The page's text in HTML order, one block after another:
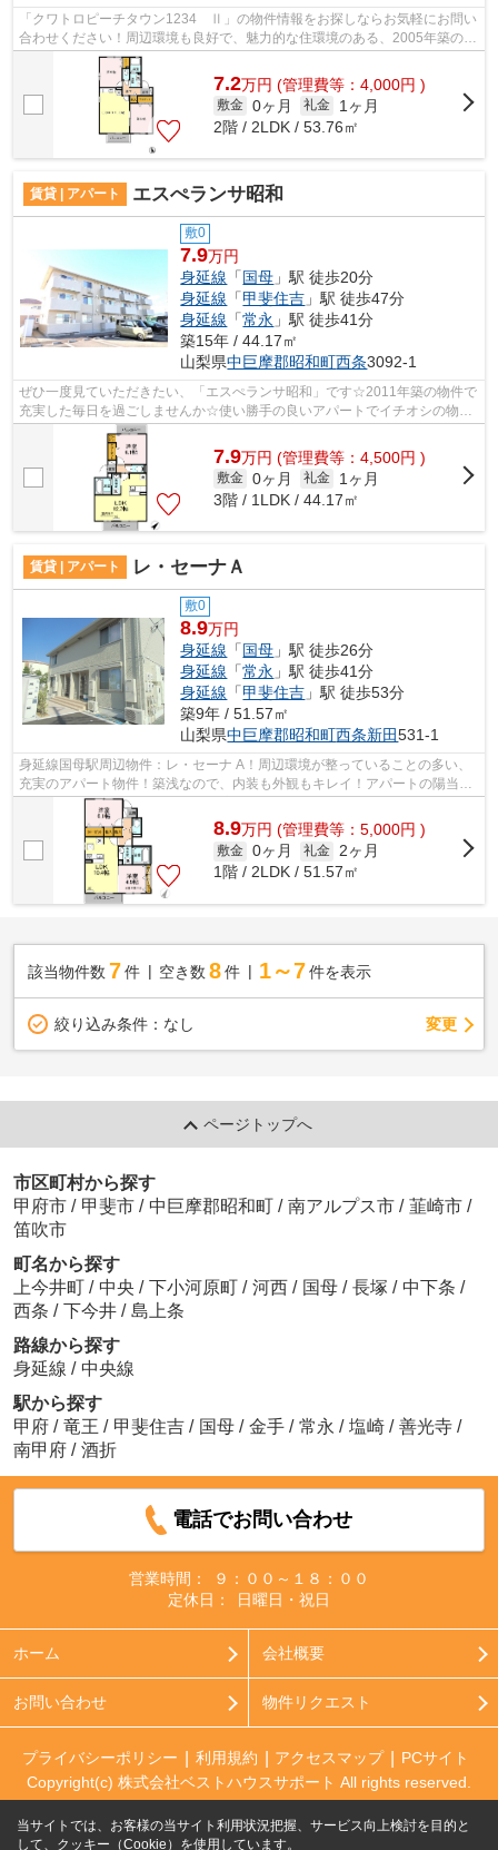
「クワトロピーチタウン1234 Ⅱ」の物件情報をお探しならお気軽にお問い
合わせください！周辺環境も良好で、魅力的な住環境のある、2005年築の物
件です◎建築コストが低く抑えられてい...
7.2万円 (管理費等：4,000円 )
敷金 0ヶ月 礼金
1ヶ月
2階 / 2LDK / 53.76㎡
賃貸 | アパート エスぺランサ昭和
敷0
7.9万円
身延線 「国母 」駅 徒歩20分
身延線 「甲斐住吉 」駅 徒歩47分
身延線 「常永 」駅 徒歩41分
築15年 / 44.17㎡
山梨県中巨摩郡昭和町西条3092-1
ぜひ一度見ていただきたい、「エスぺランサ昭和」です☆2011年築の物件で
充実した毎日を過ごしませんか☆使い勝手の良いアパートでイチオシの物件
です☆中巨摩郡昭和町で物件をお探しにな...
7.9万円 (管理費等：4,500円 )
敷金 0ヶ月 礼金
1ヶ月
3階 / 1LDK / 44.17㎡
賃貸 | アパート レ・セーナＡ
敷0
8.9万円
身延線 「国母 」駅 徒歩26分
身延線 「常永 」駅 徒歩41分
身延線 「甲斐住吉 」駅 徒歩53分
築9年 / 51.57㎡
山梨県中巨摩郡昭和町西条新田531-1
身延線国母駅周辺物件：レ・セーナ A！周辺環境が整っていることの多い、
充実のアパート物件！築浅なので、内装も外観もキレイ！アパートの陽当り
も良く、昼間には照明要らずで経済的...
8.9万円 (管理費等：5,000円 )
敷金 0ヶ月 礼金 2ヶ月
1階 / 2LDK / 51.57㎡
該当物件数 7件 空き数 8 件 1～7 件を表示
絞り込み条件： なし 変更
ページトップへ
市区町村から探す
甲府市 / 甲斐市 / 中巨摩郡昭和町 / 南アルプス市 / 韮崎市 /
笛吹市
町名から探す
上今井町 / 中央 / 下小河原町 / 河西 / 国母 / 長塚 / 中下条 /
西条 / 下今井 / 島上条
路線から探す
身延線 / 中央線
駅から探す
甲府 / 竜王 / 甲斐住吉 / 国母 / 金手 / 常永 / 塩崎 / 善光寺 /
南甲府 / 酒折
電話でお問い合わせ
営業時間：
９：００～１８：００
定休日：
日曜日・祝日
ホーム 会社概要
お問い合わせ 物件リクエスト
プライバシーポリシー 利用規約 アクセスマップ
PCサイト
Copyright(c) 株式会社ベストハウスサポート All rights reserved.
当サイトでは、お客様の当サイト利用状況把握、サービス向上検討を目的と
して、クッキー（Cookie）を使用しています。